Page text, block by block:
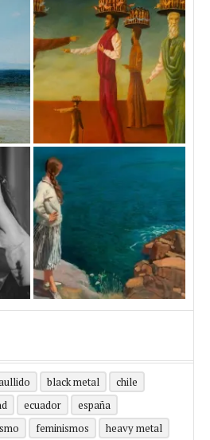
black metal
chile
ecuador
españa
feminismos
heavy metal